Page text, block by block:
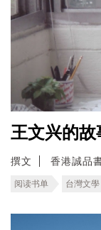
王文兴的故
撰文 香港誠品
阅读书单 台灣文學